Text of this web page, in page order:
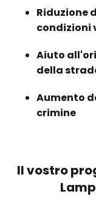
Riduzione
condizioni
Aiuto
della
Aumento
crimine
Il vostro